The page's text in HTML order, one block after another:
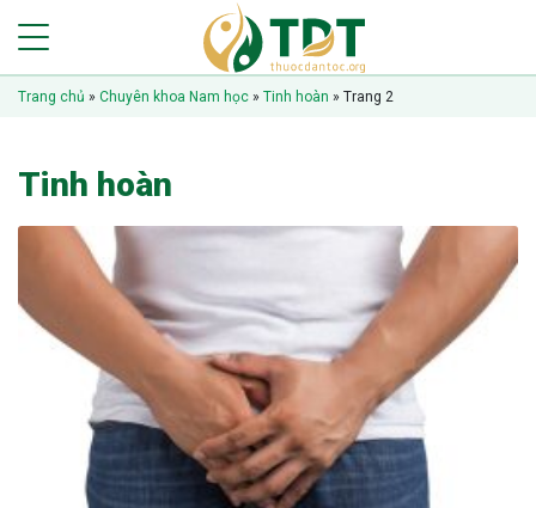
Trang chủ » Chuyên khoa Nam học » Tinh hoàn » Trang 2
Tinh hoàn